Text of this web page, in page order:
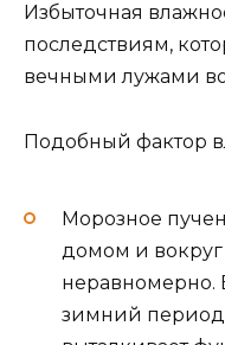
Избыточная
последствиям,
вечными лужами
Подобный фактор
Морозное
домом и вокруг
неравномерно.
зимний период